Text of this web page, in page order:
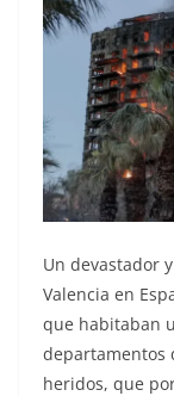
Un devastador
Valencia en
que habitaban
departamentos
heridos, que